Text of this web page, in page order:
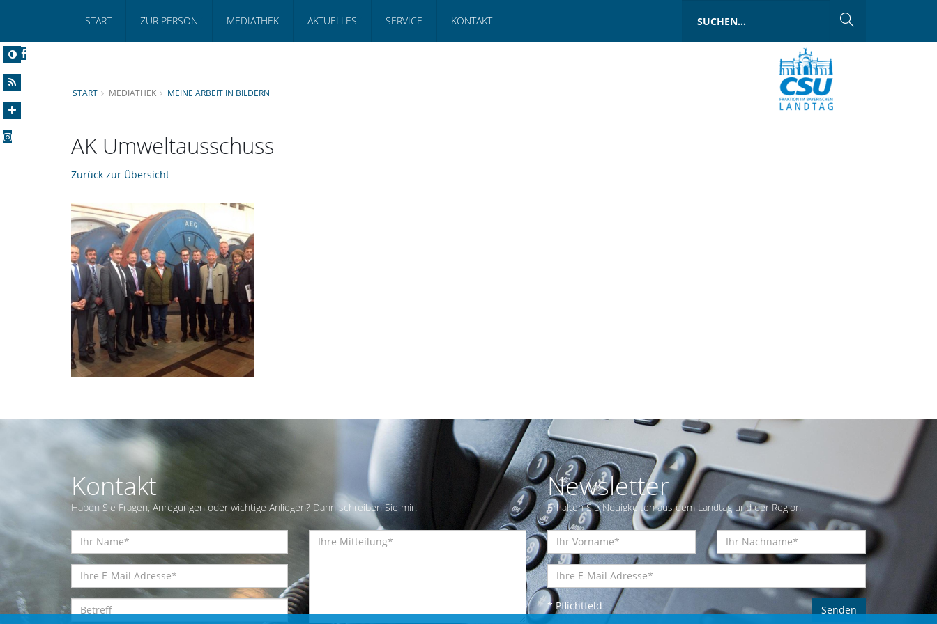
START ZUR PERSON MEDIATHEK AKTUELLES SERVICE KONTAKT
START MEDIATHEK MEINE ARBEIT IN BILDERN
AK Umweltausschuss
Zurück zur Übersicht
Kontakt
Haben Sie Fragen, Anregungen oder wichtige Anliegen? Dann schreiben Sie mir!
Newsletter
Erhalten Sie Neuigkeiten aus dem Landtag und der Region.
* Pflichtfeld